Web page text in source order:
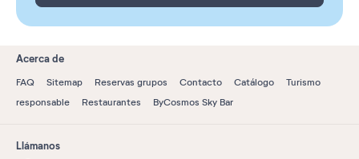
Acerca de
FAQ Sitemap Reservas grupos Contacto Catálogo
Turismo
responsable
Restaurantes ByCosmos Sky Bar
Llámanos